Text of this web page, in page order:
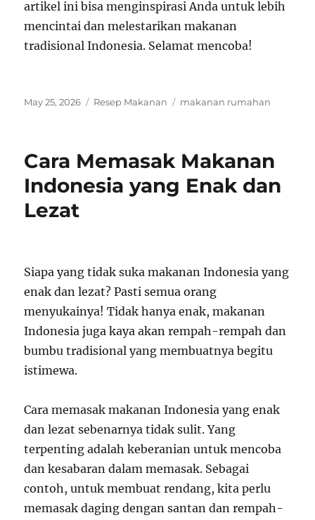
artikel ini bisa menginspirasi Anda untuk lebih
mencintai dan melestarikan makanan
tradisional Indonesia. Selamat mencoba!
Posted
May 25, 2026 Categories
Resep Makanan Tags
makanan rumahan
Cara Memasak Makanan
Indonesia yang Enak dan
Lezat
Siapa yang tidak suka makanan Indonesia yang
enak dan lezat? Pasti semua orang
menyukainya! Tidak hanya enak, makanan
Indonesia juga kaya akan rempah-rempah dan
bumbu tradisional yang membuatnya begitu
istimewa.
Cara memasak makanan Indonesia yang enak
dan lezat sebenarnya tidak sulit. Yang
terpenting adalah keberanian untuk mencoba
dan kesabaran dalam memasak. Sebagai
contoh, untuk membuat rendang, kita perlu
memasak daging dengan santan dan rempah-